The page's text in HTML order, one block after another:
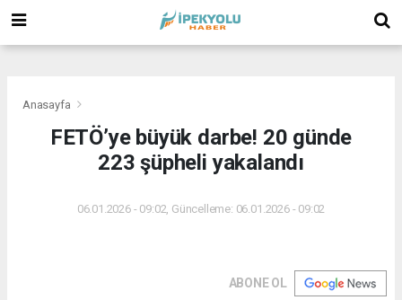
Anasayfa
FETÖ’ye büyük darbe! 20 günde
223 şüpheli yakalandı
06.01.2026 - 09:02, Güncelleme: 06.01.2026 - 09:02
ABONE OL